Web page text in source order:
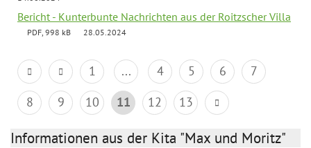
Bericht - Kunterbunte Nachrichten aus der Roitzscher Villa
PDF, 998 kB 28.05.2024
1 ... 4 5 6
7
8
9 10 11 12 13
Informationen aus der Kita "Max und Moritz"